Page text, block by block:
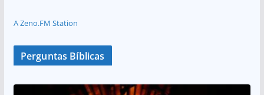
A Zeno.FM Station
Perguntas Bíblicas